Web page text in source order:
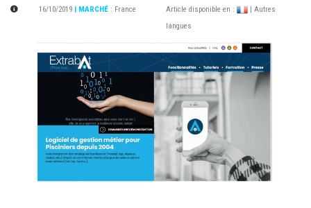
16/10/2019 | MARCHÉ : France Article disponible en :
| Autres
langues